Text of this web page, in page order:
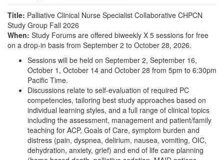
Title: Palliative Clinical Nurse Specialist Collaborative CHPCN
Study Group Fall 2026
When: Study Forums are offered biweekly X 5 sessions for free
on a drop-in basis from September 2 to October 28, 2026.
Sessions will be held on September 2, September 16,
October 1, October 14 and October 28 from 5pm to 6:30pm
Pacific Time.
Discussions relate to self-evaluation of required PC
competencies, tailoring best study approaches based on
individual learning styles, and a full range of clinical topics
including the assessment, management and patient/family
teaching for ACP, Goals of Care, symptom burden and
distress (pain, dyspnea, delirium, nausea, vomiting, OIC,
dehydration, anxiety, grief) and end of life care planning